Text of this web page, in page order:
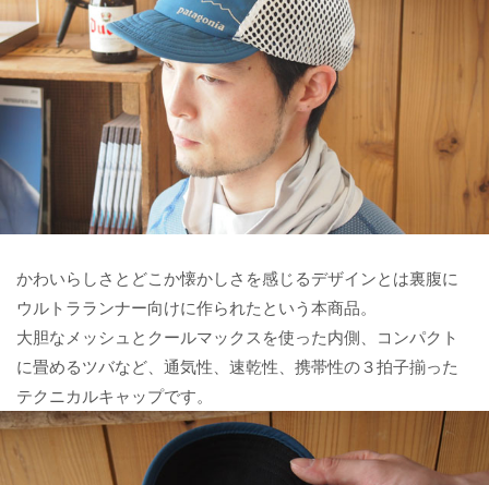
かわいらしさとどこか懐かしさを感じるデザインとは裏腹に
ウルトラランナー向けに作られたという本商品。
大胆なメッシュとクールマックスを使った内側、コンパクト
に畳めるツバなど、通気性、速乾性、携帯性の３拍子揃った
テクニカルキャップです。